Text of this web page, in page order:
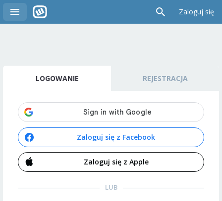
Zaloguj się
LOGOWANIE REJESTRACJA
Zaloguj się z Facebook
Zaloguj się z Apple
LUB